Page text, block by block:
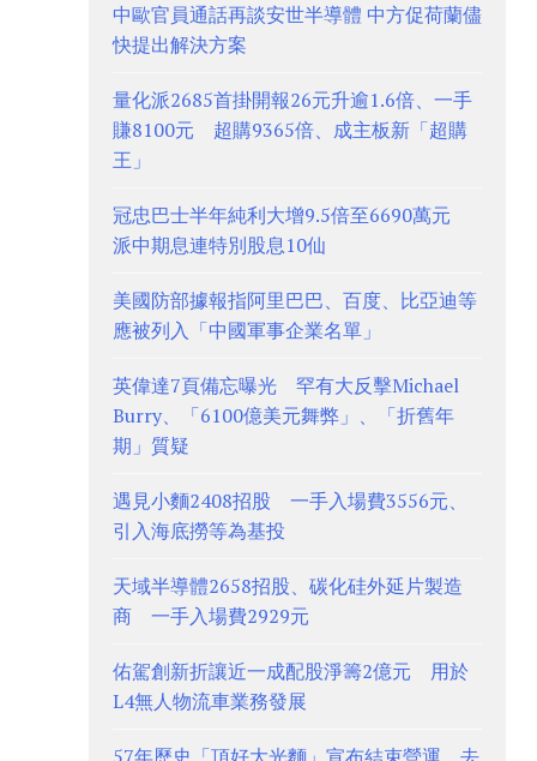
中歐官員通話再談安世半導體 中方促荷蘭儘
快提出解決方案
量化派2685首掛開報26元升逾1.6倍、一手
賺8100元 超購9365倍、成主板新「超購
王」
冠忠巴士半年純利大增9.5倍至6690萬元
派中期息連特別股息10仙
美國防部據報指阿里巴巴、百度、比亞迪等
應被列入「中國軍事企業名單」
英偉達7頁備忘曝光 罕有大反擊Michael
Burry、「6100億美元舞弊」、「折舊年
期」質疑
遇見小麵2408招股 一手入場費3556元、
引入海底撈等為基投
天域半導體2658招股、碳化硅外延片製造
商 一手入場費2929元
佑駕創新折讓近一成配股淨籌2億元 用於
L4無人物流車業務發展